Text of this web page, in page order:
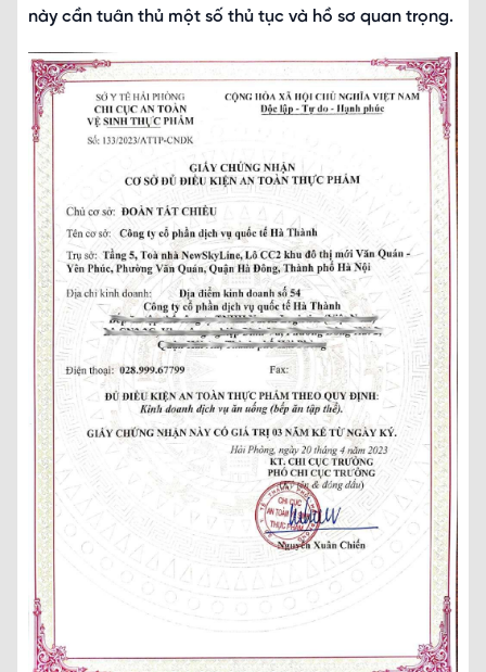
này cần tuân thủ một số thủ tục và hồ sơ quan trọng.